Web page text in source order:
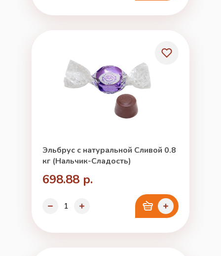
Эльбрус с натуральной Сливой 0.8
кг (Нальчик-Сладость)
698.88 р.